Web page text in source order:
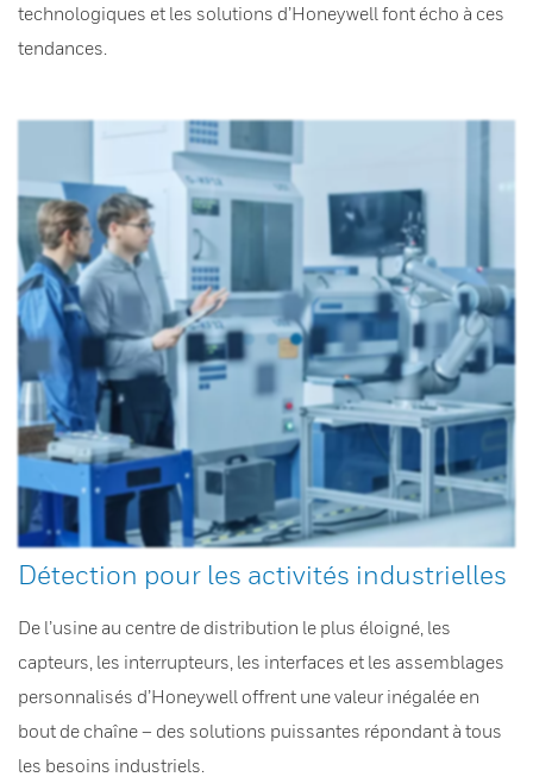
technologiques et les solutions d’Honeywell font écho à ces
tendances.
Détection pour les activités industrielles
De l’usine au centre de distribution le plus éloigné, les
capteurs, les interrupteurs, les interfaces et les assemblages
personnalisés d’Honeywell offrent une valeur inégalée en
bout de chaîne – des solutions puissantes répondant à tous
les besoins industriels.